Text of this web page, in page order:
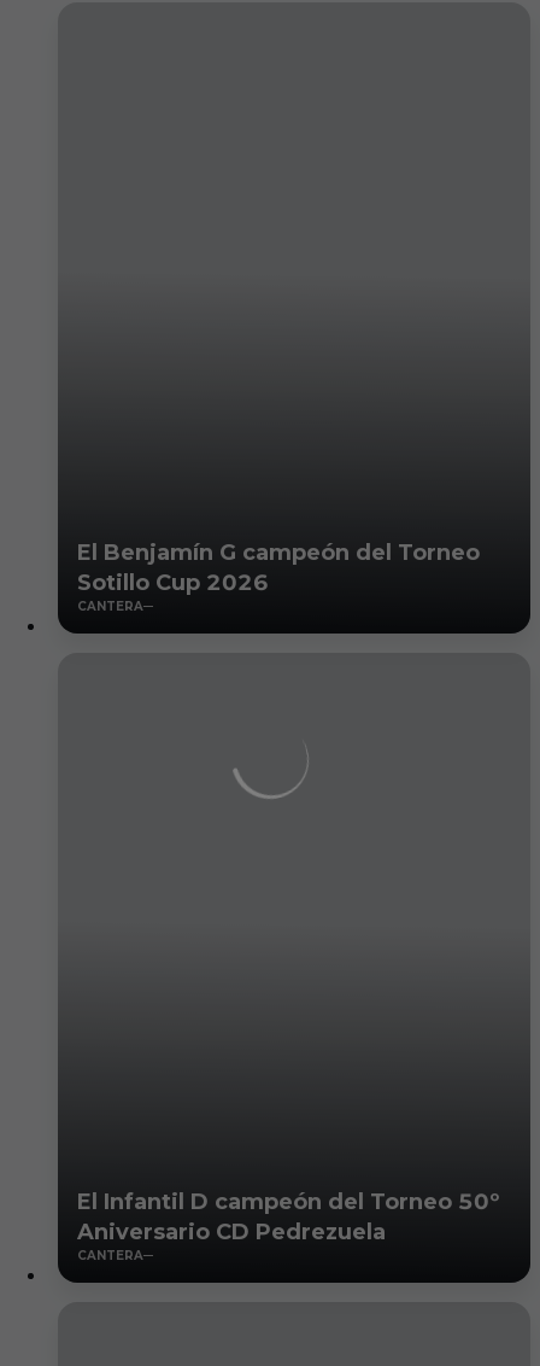
El Benjamín G campeón del Torneo
Sotillo Cup 2026
CANTERA
El Infantil D campeón del Torneo 50º
Aniversario CD Pedrezuela
CANTERA